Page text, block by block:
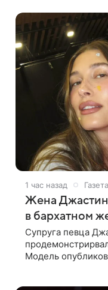
1 час назад
Жена
в бархатном
Супруга певца
Модель